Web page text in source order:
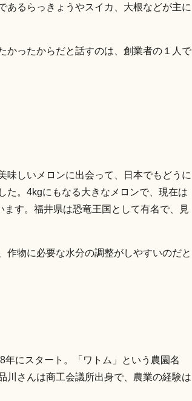
あるらっきょうやスイカ、大根などが主に
かったからだと話すのは、創業者の１人で
味しいメロンに出会って、日本でもどうに
た。4kgにもなる大きなメロンで、現在は
す。福井県は恐竜王国として有名で、見
作物に必要な水分の調整がしやすいのだと
にスタート。「ワトム」という農園名
川さんは商工会議所出身で、農業の経験は